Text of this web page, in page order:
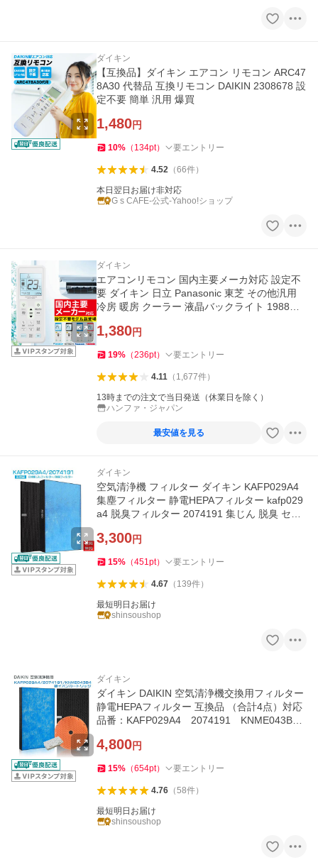
ダイキン
【互換品】ダイキン エアコン リモコン ARC47
8A30 代替品 互換リモコン DAIKIN 2308678 設
定不要 簡単 汎用 爆買
1,480円
10% （ 134pt） 要エントリー
4.52（66件）
本日翌日お届け非対応
G s CAFE-公式-Yahoo!ショップ
ダイキン
エアコンリモコン 国内主要メーカ対応 設定不
要 ダイキン 日立 Panasonic 東芝 その他汎用
冷房 暖房 クーラー 液晶バックライト 1988〜2
1,380円
19% （236pt） 要エントリー
4.11（ 1,677件）
13時までの注文で当日発送（休業日を除く）
ハンファ・ジャパン
最安値を見る
ダイキン
空気清浄機 フィルター ダイキン KAFP029A4
集塵フィルター 静電HEPAフィルター kafp029
a4 脱臭フィルター 2074191 集じん 脱臭 セッ
3,300円
15% （451pt） 要エントリー
4.67（ 139件）
最短明日お届け
shinsoushop
ダイキン
ダイキン DAIKIN 空気清浄機交換用フィルター
静電HEPAフィルター 互換品 （合計4点）対応
品番：KAFP029A4 2074191 KNME043B4
4,800円
15% （654pt） 要エントリー
4.76（58件）
最短明日お届け
shinsoushop